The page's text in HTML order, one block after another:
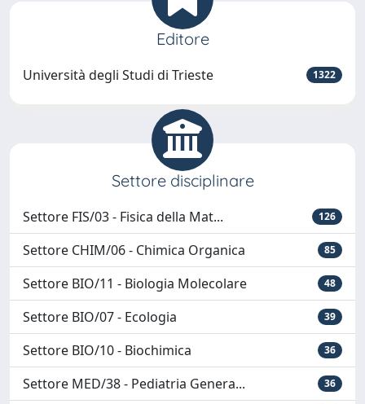
Editore
Università degli Studi di Trieste 1322
Settore disciplinare
Settore FIS/03 - Fisica della Mat... 126
Settore CHIM/06 - Chimica Organica 85
Settore BIO/11 - Biologia Molecolare 48
Settore BIO/07 - Ecologia 39
Settore BIO/10 - Biochimica 36
Settore MED/38 - Pediatria Genera... 36